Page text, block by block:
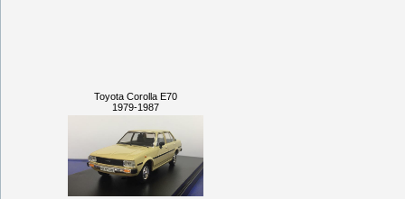
Toyota Corolla E70
1979-1987